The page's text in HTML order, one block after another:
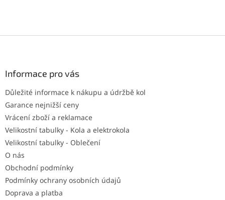
Informace pro vás
Důležité informace k nákupu a údržbě kol
Garance nejnižší ceny
Vrácení zboží a reklamace
Velikostní tabulky - Kola a elektrokola
Velikostní tabulky - Oblečení
O nás
Obchodní podmínky
Podmínky ochrany osobních údajů
Doprava a platba